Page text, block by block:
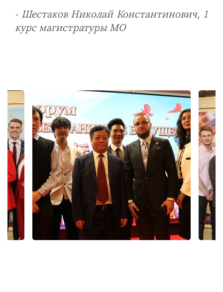
- Шестаков Николай Константинович, 1
курс магистратуры МО